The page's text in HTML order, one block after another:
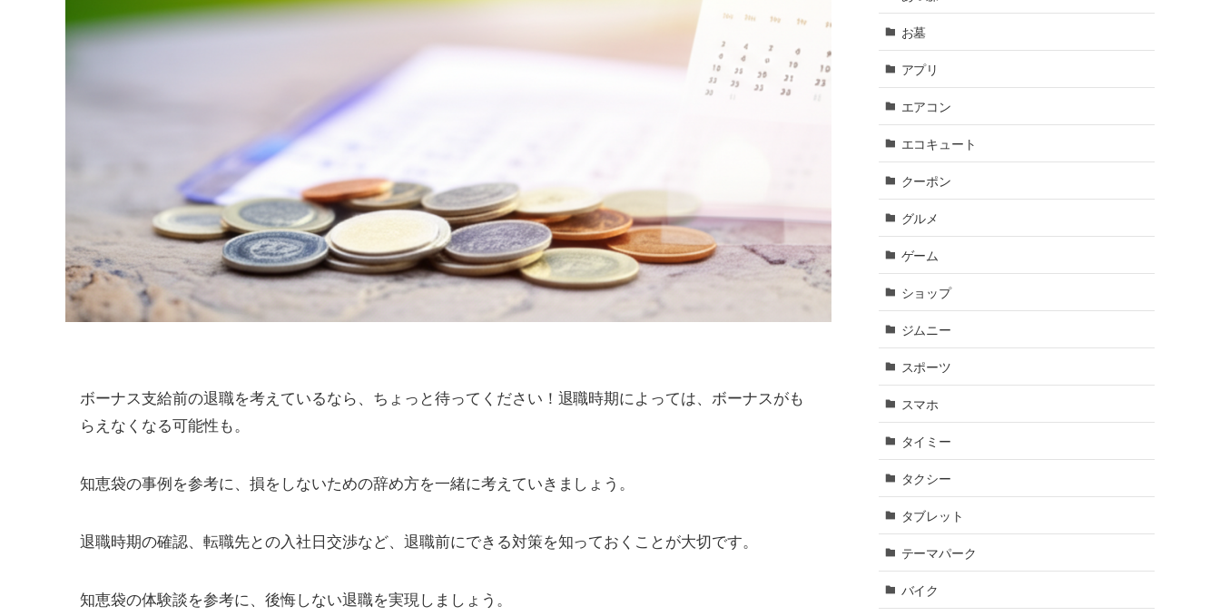
ボーナス支給前の退職を考えているなら、ちょっと待ってください！退職時期によっては、ボーナスがも
らえなくなる可能性も。
知恵袋の事例を参考に、損をしないための辞め方を一緒に考えていきましょう。
退職時期の確認、転職先との入社日交渉など、退職前にできる対策を知っておくことが大切です。
知恵袋の体験談を参考に、後悔しない退職を実現しましょう。
お墓
アプリ
エアコン
エコキュート
クーポン
グルメ
ゲーム
ショップ
ジムニー
スポーツ
スマホ
タイミー
タクシー
タブレット
テーマパーク
バイク